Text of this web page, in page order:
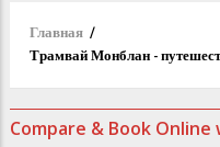
Главная /
Трамвай Монблан -
Compare & Book